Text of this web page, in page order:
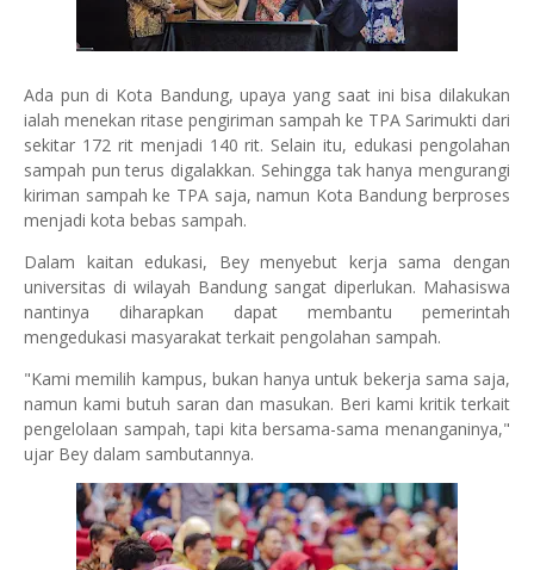
Ada pun di Kota Bandung, upaya yang saat ini bisa dilakukan
ialah menekan ritase pengiriman sampah ke TPA Sarimukti dari
sekitar 172 rit menjadi 140 rit. Selain itu, edukasi pengolahan
sampah pun terus digalakkan. Sehingga tak hanya mengurangi
kiriman sampah ke TPA saja, namun Kota Bandung berproses
menjadi kota bebas sampah.
Dalam kaitan edukasi, Bey menyebut kerja sama dengan
universitas di wilayah Bandung sangat diperlukan. Mahasiswa
nantinya diharapkan dapat membantu pemerintah
mengedukasi masyarakat terkait pengolahan sampah.
"Kami memilih kampus, bukan hanya untuk bekerja sama saja,
namun kami butuh saran dan masukan. Beri kami kritik terkait
pengelolaan sampah, tapi kita bersama-sama menanganinya,"
ujar Bey dalam sambutannya.